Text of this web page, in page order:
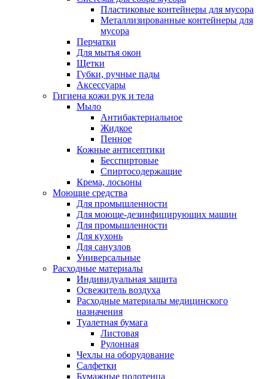
Пластиковые контейнеры для мусора
Металлизированные контейнеры для
мусора
Перчатки
Для мытья окон
Щетки
Губки, ручные пады
Аксессуары
Гигиена кожи рук и тела
Мыло
Антибактериальное
Жидкое
Пенное
Кожные антисептики
Бесспиртовые
Cпиртосодержащие
Крема, лосьоны
Моющие средства
Для промышленности
Для моюще-дезинфицирующих машин
Для промышленности
Для кухонь
Для санузлов
Универсальные
Расходные материалы
Индивидуальная защита
Освежитель воздуха
Расходные материалы медицинского
назначения
Туалетная бумага
Листовая
Рулонная
Чехлы на оборудование
Салфетки
Бумажные полотенца